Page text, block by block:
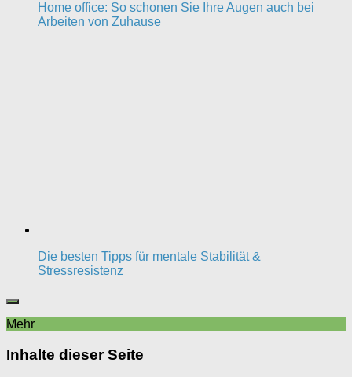
Home office: So schonen Sie Ihre Augen auch bei
Arbeiten von Zuhause
Die besten Tipps für mentale Stabilität &
Stressresistenz
Mehr
Inhalte dieser Seite